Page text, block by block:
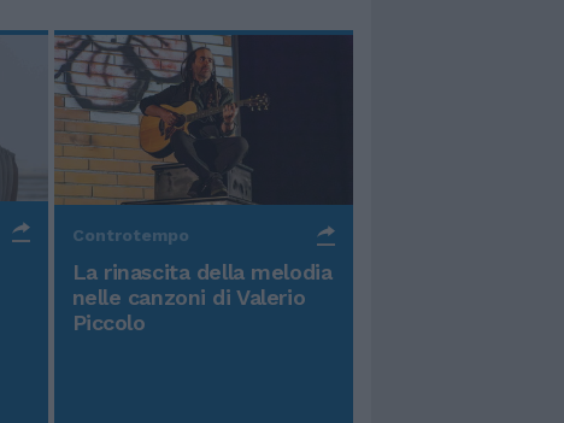
Controtempo
La rinascita della melodia
nelle canzoni di Valerio
Piccolo